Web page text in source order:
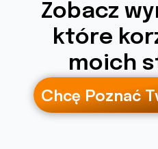
Zobacz
które
moich
Chcę Poznać